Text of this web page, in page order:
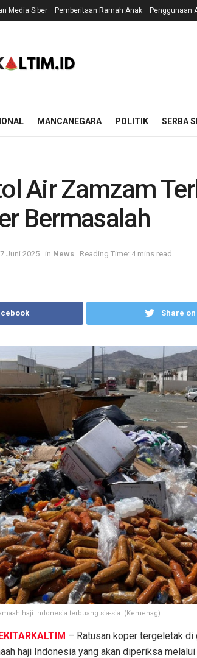
Media Siber Pemberitaan Ramah Anak Penggunaan
MANCANEGARA POLITIK SERBA
Air Zamzam
Bermasalah
Juni 2025 in News Reading Time: 4 mins read
Share
haji Indonesia terbuang sia-sia. (Kemenag)
– Ratusan koper tergeletak di
haji Indonesia yang akan diperiksa